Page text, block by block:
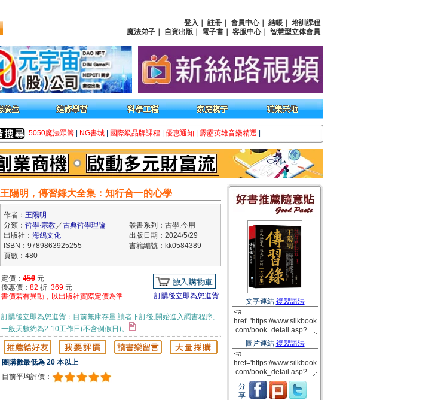
登入 註冊 會員中心｜ 結帳
培訓課程
魔法弟子
自資出版 電子書 客服中心｜ 智慧型立体會員
5050魔法眾籌 NG書城 國際級品牌課程 優惠通知 霹靂英雄音樂精選
王陽明，傳習錄大全集：知行合一的心學
作者： 王陽明
分類： 哲學‧宗教／古典哲學理論
叢書系列：古學.今用
出版社： 海鴿文化
出版日期：2024/5/29
ISBN：9789863925255
書籍編號：kk0584389
頁數：480
定價： 450 元
優惠價： 82 折 369 元
書價若有異動，以出版社實際定價為準
訂購後立即為您進貨
訂購後立即為您進貨：目前無庫存量,讀者下訂後,開始進入調書程序,
一般天數約為2-10工作日(不含例假日)。
團購數最低為 20 本以上
目前平均評價：
文字連結 複製語法
圖片連結 複製語法
分
享